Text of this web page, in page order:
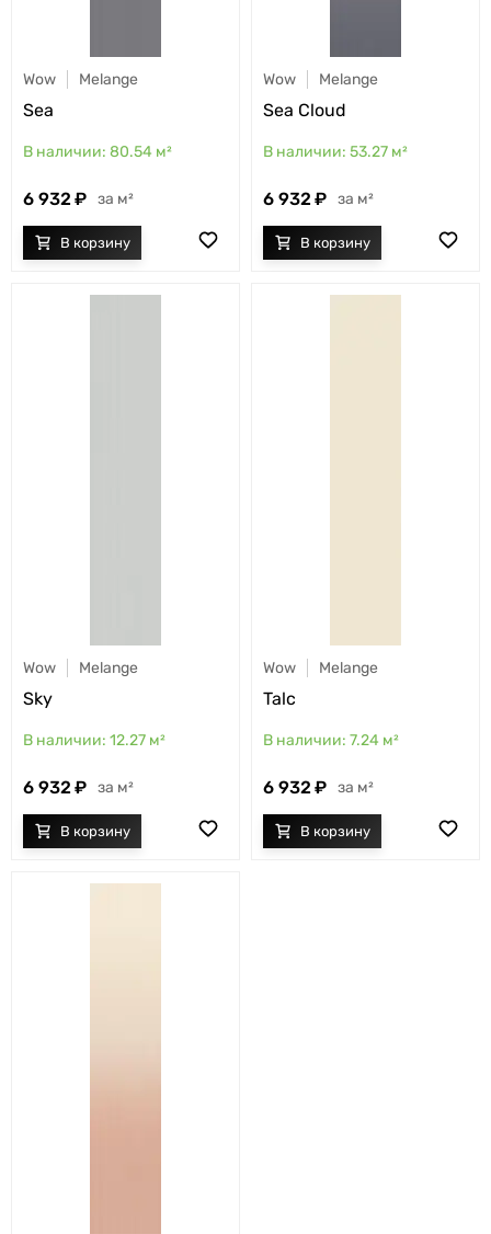
Wow Melange
Sea
80.54 м²
6 932 м²
Wow Melange
Sea Cloud
53.27 м²
6 932 м²
Wow Melange
Sky
12.27 м²
6 932 м²
Wow Melange
Talc
7.24 м²
6 932 м²